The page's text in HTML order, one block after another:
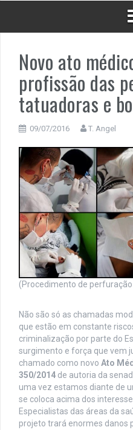
Novo ato
profissão das
tatuadoras e
09/07/2016 T. Angel
(Procedimento de
Não são só as chamadas
que estão em constante
criminalização por parte do
surgimento e força que vem
chamado como novo Ato
350/2014 de autoria da
uma vez estamos diante de
se coloca acima dos
Especialistas das áreas da
projeto trará enormes danos